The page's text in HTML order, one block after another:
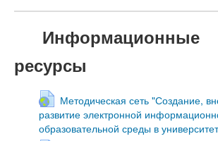
Информационные
ресурсы
Методическая сеть "Создание,
развитие электронной
образовательной среды в